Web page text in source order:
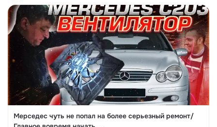
Мерседес чуть не попал на более серьезный ремонт/